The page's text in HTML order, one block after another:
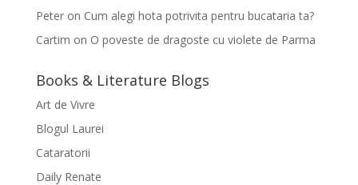
Peteron Cum alegi hota potrivita pentru bucataria ta?
Cartim on O poveste de dragoste cu violete de Parma
Books & Literature Blogs
Art de Vivre
Blogul Laurei
Cataratorii
Daily Renate